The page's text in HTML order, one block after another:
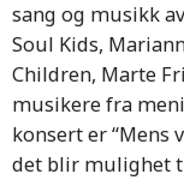
sang og musikk
Soul Kids,
Children, Marte
musikere fra
konsert er “Mens
det blir mulighet